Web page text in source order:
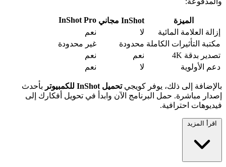
الميزة InShot مجاني
InShot Pro
إزالة العلامة المائية
لا
نعم
مكتبة التأثيرات الكاملة محدودة
غير محدودة
تصدير بدقة 4K
نعم
نعم
دعم الأولوية
لا نعم
بالإضافة إلى ذلك، يوفر كويجيتحميل InShot للكمبيوتر
بأحدث
إصدار مباشرة. حمل البرنامج الآن وابدأ في تحويل أفكارك إلى
فيديوهات احترافية.
اقرأ المزيد